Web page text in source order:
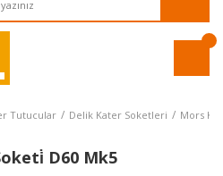
Tutucular Delik Kater Soketleri Mors
D60 Mk5